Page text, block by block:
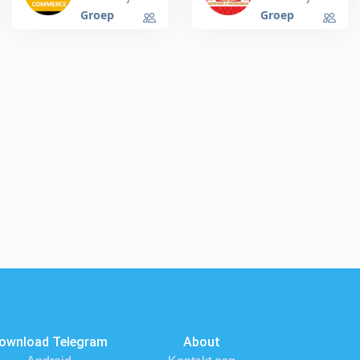
Material
Groep
Groep
Telegram About